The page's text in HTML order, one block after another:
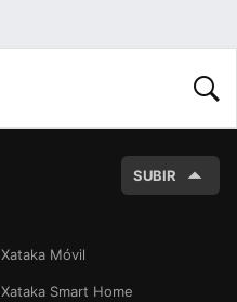
SUBIR
Xataka Móvil
Xataka Smart Home